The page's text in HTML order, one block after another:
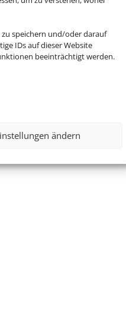
speichern und/oder darauf
IDs auf dieser Website
beeinträchtigt werden.
ändern